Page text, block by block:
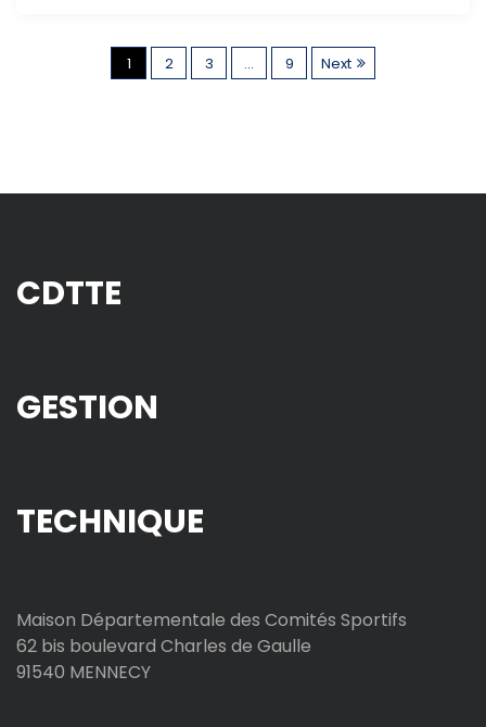
P
e
s
1 2 3 … 9 Next
CDTTE
GESTION
TECHNIQUE
Maison Départementale des Comités Sportifs
62 bis boulevard Charles de Gaulle
91540 MENNECY